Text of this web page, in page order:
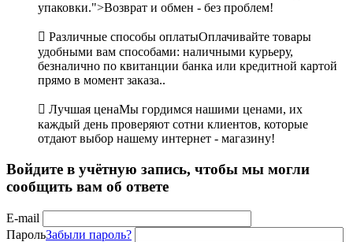
упаковки.">Возврат и обмен - без проблем!
 Различные способы оплатыОплачивайте товары
удобными вам способами: наличными курьеру,
безналично по квитанции банка или кредитной картой
прямо в момент заказа..
 Лучшая ценаМы гордимся нашими ценами, их
каждый день проверяют сотни клиентов, которые
отдают выбор нашему интернет - магазину!
Войдите в учётную запись, чтобы мы могли
сообщить вам об ответе
E-mail
ПарольЗабыли пароль?